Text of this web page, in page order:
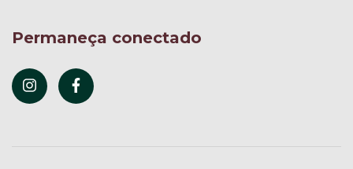
Permaneça conectado